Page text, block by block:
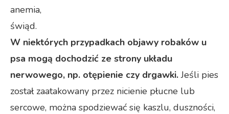
anemia,
świąd.
W niektórych przypadkach objawy robaków u
psa mogą dochodzić ze strony układu
nerwowego, np. otępienie czy drgawki.Jeśli pies
został zaatakowany przez nicienie płucne lub
sercowe, można spodziewać się kaszlu, duszności,